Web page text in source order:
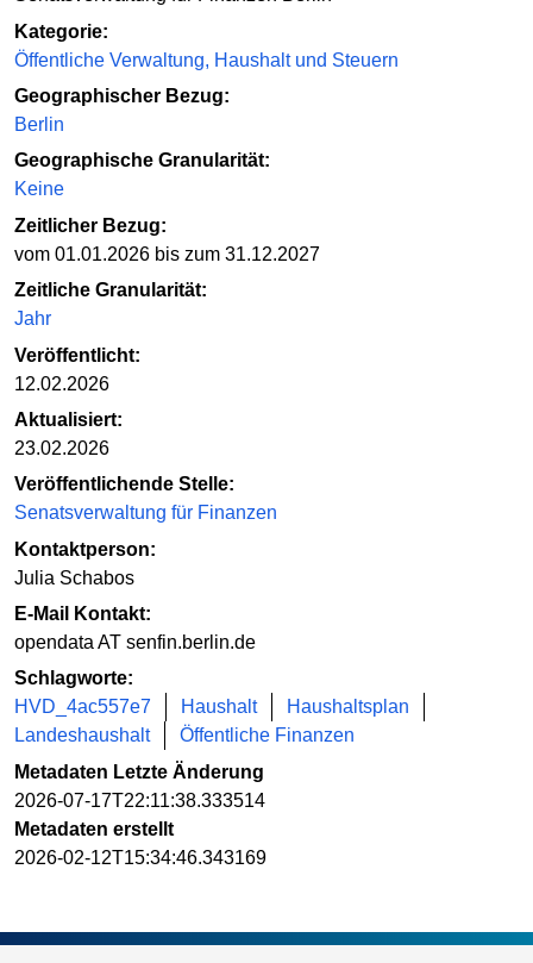
Kategorie:
Öffentliche Verwaltung, Haushalt und Steuern
Geographischer Bezug:
Berlin
Geographische Granularität:
Keine
Zeitlicher Bezug:
vom 01.01.2026 bis zum 31.12.2027
Zeitliche Granularität:
Jahr
Veröffentlicht:
12.02.2026
Aktualisiert:
23.02.2026
Veröffentlichende Stelle:
Senatsverwaltung für Finanzen
Kontaktperson:
Julia Schabos
E-Mail Kontakt:
opendata AT senfin.berlin.de
Schlagworte:
HVD_4ac557e7
Haushalt
Haushaltsplan
Landeshaushalt
Öffentliche Finanzen
Metadaten Letzte Änderung
2026-07-17T22:11:38.333514
Metadaten erstellt
2026-02-12T15:34:46.343169